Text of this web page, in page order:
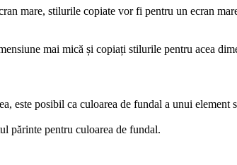
mare, stilurile copiate vor fi pentru un ecran
mai mică și copiați stilurile pentru acea
este posibil ca culoarea de fundal a unui element
părinte pentru culoarea de fundal.